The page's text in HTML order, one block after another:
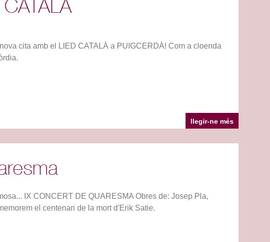
cita amb el LIED CATALÀ a PUIGCERDÀ! Com a cloenda
llegir-ne més
IX CONCERT DE QUARESMA Obres de: Josep Pla,
el centenari de la mort d'Erik Satie.